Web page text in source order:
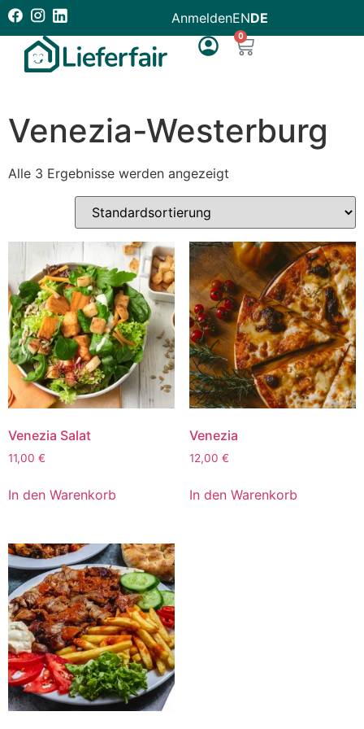
AnmeldenENDE
0
Venezia-Westerburg
Alle 3 Ergebnisse werden angezeigt
Venezia Salat
11,00 €
In den Warenkorb
Venezia
12,00 €
In den Warenkorb